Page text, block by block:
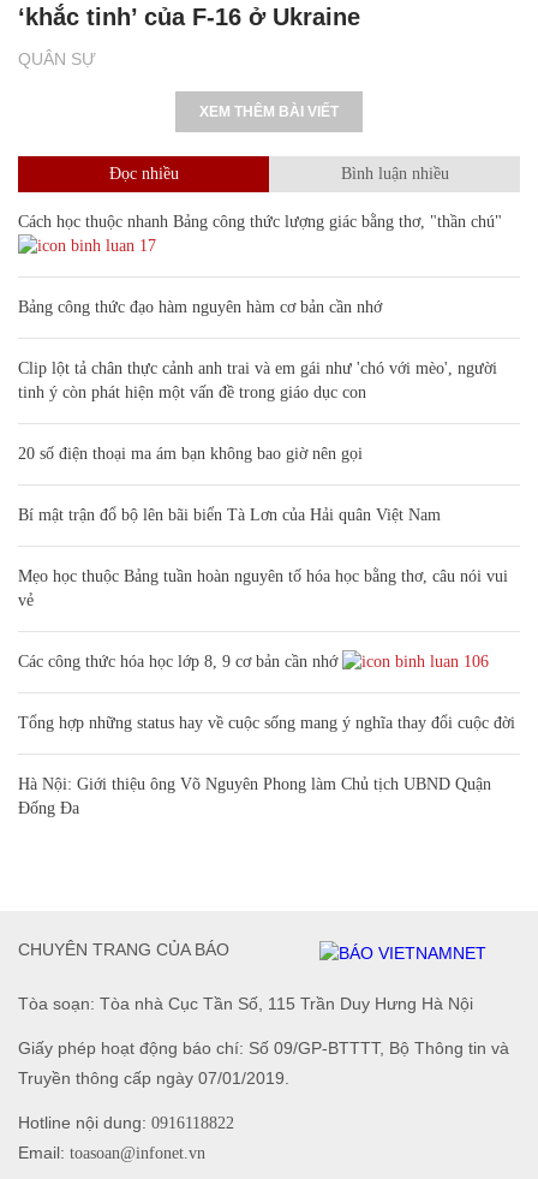
QUÂN SỰ
‘khắc tinh’ của F-16 ở Ukraine
XEM THÊM BÀI VIẾT
Đọc nhiều Bình luận nhiều
Cách học thuộc nhanh Bảng công thức lượng giác bằng thơ, "thần chú"
17
Bảng công thức đạo hàm nguyên hàm cơ bản cần nhớ
Clip lột tả chân thực cảnh anh trai và em gái như 'chó với mèo', người
tinh ý còn phát hiện một vấn đề trong giáo dục con
20 số điện thoại ma ám bạn không bao giờ nên gọi
Bí mật trận đổ bộ lên bãi biển Tà Lơn của Hải quân Việt Nam
Mẹo học thuộc Bảng tuần hoàn nguyên tố hóa học bằng thơ, câu nói vui
vẻ
Các công thức hóa học lớp 8, 9 cơ bản cần nhớ 106
Tổng hợp những status hay về cuộc sống mang ý nghĩa thay đổi cuộc đời
Hà Nội: Giới thiệu ông Võ Nguyên Phong làm Chủ tịch UBND Quận
Đống Đa
Tòa soạn: Tòa nhà Cục Tần Số, 115 Trần Duy Hưng Hà Nội
Giấy phép hoạt động báo chí: Số 09/GP-BTTTT, Bộ Thông tin và
Truyền thông cấp ngày 07/01/2019.
Hotline nội dung: 0916118822
Email: toasoan@infonet.vn
CHUYÊN TRANG CỦA BÁO